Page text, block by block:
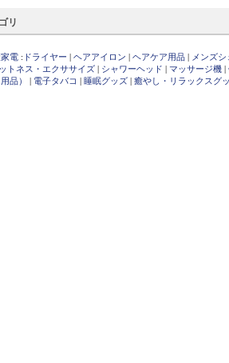
リ
電 : ドライヤー | ヘアアイロン | ヘアケア用品 | メンズ
トネス・エクササイズ | シャワーヘッド | マッサージ機 |
品）
| 電子タバコ | 睡眠グッズ | 癒やし・リラックスグ